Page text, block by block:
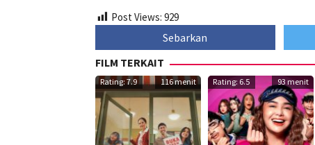
Post Views: 929
Sebarkan
FILM TERKAIT
Rating: 7.9 116 menit Rating: 6.5 93 menit